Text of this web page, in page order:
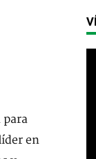
para
en